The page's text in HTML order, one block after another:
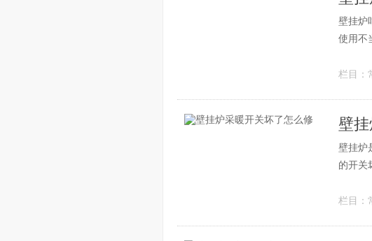
壁挂炉
使用不
导致咕
栏目：
壁
壁挂炉
的开关
开关的
栏目：